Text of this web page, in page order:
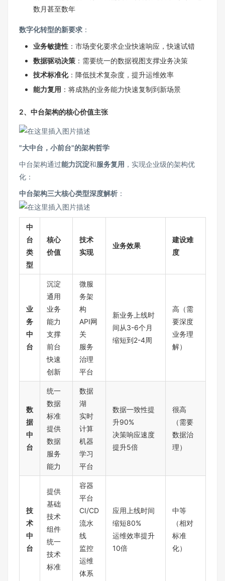
数月甚至数年
数字化转型的新要求 ：
业务敏捷性 ：市场变化要求企业快速响应，快速试错
数据驱动决策 ：需要统一的数据视图支撑业务决策
技术标准化：降低技术复杂度，提升运维效率
能力复用 ：将成熟的业务能力快速复制到新场景
2、中台架构的核心价值主张
"大中台，小前台"的架构哲学
中台架构通过能力沉淀和服务复用 ，实现企业级的架构优
化：
中台架构三大核心类型深度解析 ：
中
台
类
型
核心
价值
技术
实现
业务效果
建设难
度
业
务
中
台
沉淀
通用
业务
能力
支撑
前台
快速
创新
微服
务架
构
API网
关
服务
治理
平台
新业务上线时
间从3-6个月
缩短到2-4周
高（需
要深度
业务理
解）
数
据
中
台
统一
数据
标准
提供
数据
服务
能力
数据
湖
实时
计算
机器
学习
平台
数据一致性提
升90%
决策响应速度
提升5倍
很高
（需要
数据治
理）
技
术
中
台
提供
基础
技术
组件
统一
技术
标准
容器
平台
CI/CD
流水
线
监控
运维
体系
应用上线时间
缩短80%
运维效率提升
10倍
中等
（相对
标准
化）